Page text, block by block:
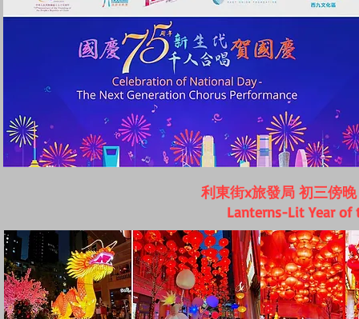
利東街x旅發局 初三傍
Lanterns-Lit Year of